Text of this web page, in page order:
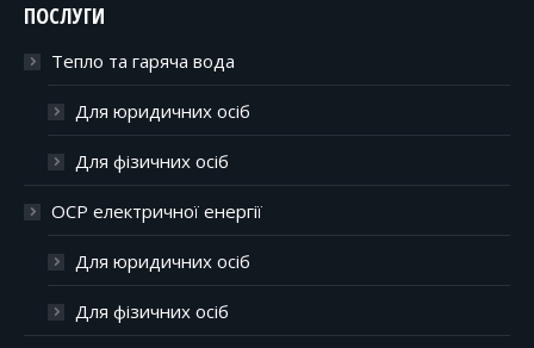
ПОСЛУГИ
Тепло та гаряча вода
Для юридичних осіб
Для фізичних осіб
ОСР електричної енергії
Для юридичних осіб
Для фізичних осіб